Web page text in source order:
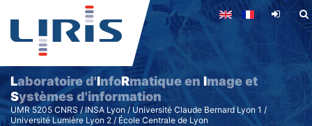
Aller
contenu
principal
Laboratoire d'InfoRmatique enImage et
Systèmes d'information
UMR 5205 CNRS / INSA Lyon / Université Claude Bernard Lyon 1 /
Université Lumière Lyon 2 / École Centrale de Lyon